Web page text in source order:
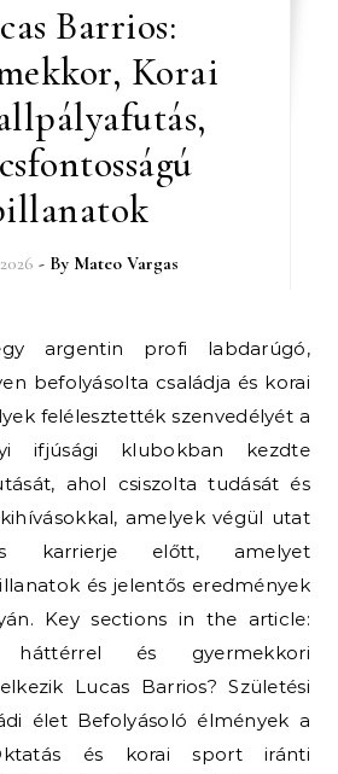
Barrios:
Korai
- By Mateo Vargas
befolyásolta családja és korai
felélesztették szenvedélyét a
ifjúsági klubokban kezdte
ahol csiszolta tudását és
amelyek végül utat
karrierje előtt, amelyet
és jelentős eredmények
Key sections in the article:
és gyermekkori
Lucas Barrios? Születési
élet Befolyásoló élmények a
és korai sport iránti